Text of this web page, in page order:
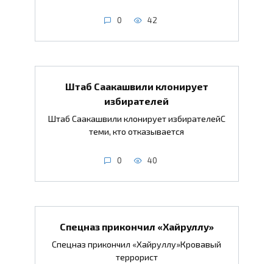
0 42
Штаб Саакашвили клонирует
избирателей
Штаб Саакашвили клонирует избирателейС
теми, кто отказывается
0 40
Спецназ прикончил «Хайруллу»
Спецназ прикончил «Хайруллу»Кровавый
террорист